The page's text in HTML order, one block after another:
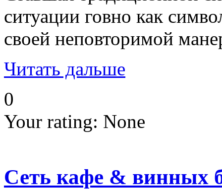
ситуации говно как
своей неповторимой
Читать дальше
0
Your rating: None
Сеть кафе & винных